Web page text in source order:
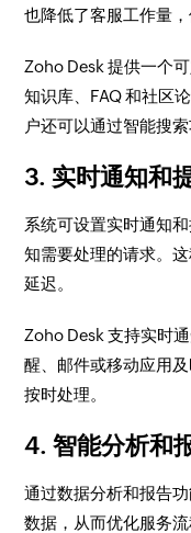
也降低了客服工作量，
Zoho Desk 提供一个
知识库、FAQ 和社区
户还可以通过智能搜
3. 实时通知和
系统可设置实时通知
知需要处理的请求。
延迟。
Zoho Desk 支持实时
醒、邮件或移动应用
按时处理。
4. 智能分析和
通过数据分析和报告
数据，从而优化服务